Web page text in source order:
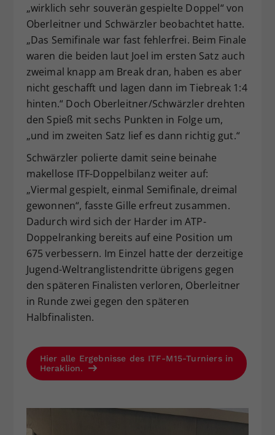
„wirklich sehr souverän gespielte Doppel“ von
Oberleitner und Schwärzler beobachtet hatte.
„Das Semifinale war fast fehlerfrei. Beim Finale
waren die beiden laut Joel im ersten Satz auch
zweimal knapp am Break dran, haben es aber
nicht geschafft und lagen dann im Tiebreak 1:4
hinten.“ Doch Oberleitner/Schwärzler drehten
den Spieß mit sechs Punkten in Folge um,
„und im zweiten Satz lief es dann richtig gut.“
Schwärzler polierte damit seine beinahe
makellose ITF-Doppelbilanz weiter auf:
„Viermal gespielt, einmal Semifinale, dreimal
gewonnen“, fasste Gille erfreut zusammen.
Dadurch wird sich der Harder im ATP-
Doppelranking bereits auf eine Position um
675 verbessern. Im Einzel hatte der derzeitige
Jugend-Weltranglistendritte übrigens gegen
den späteren Finalisten verloren, Oberleitner
in Runde zwei gegen den späteren
Halbfinalisten.
Hier alle Ergebnisse des ITF-M15-Turniers in
Heraklion.